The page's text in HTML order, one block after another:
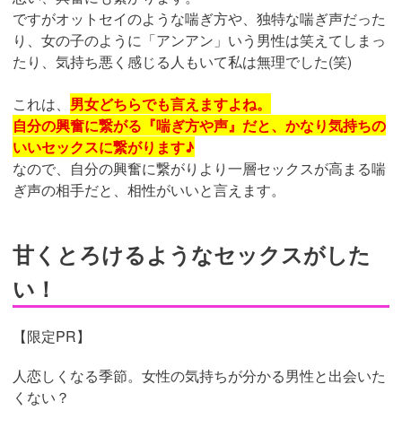
ですがオットセイのような喘ぎ方や、独特な喘ぎ声だった
り、女の子のように「アンアン」いう男性は笑えてしまっ
たり、気持ち悪く感じる人もいて私は無理でした(笑)
これは、 男女どちらでも言えますよね。
自分の興奮に繋がる『喘ぎ方や声』だと、かなり気持ちの
いいセックスに繋がります♪
なので、自分の興奮に繋がりより一層セックスが高まる喘
ぎ声の相手だと、相性がいいと言えます。
甘くとろけるようなセックスがした
い！
【限定PR】
人恋しくなる季節。女性の気持ちが分かる男性と出会いた
くない？